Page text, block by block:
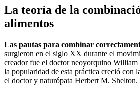
La teoría de la
alimentos
Las pautas para combinar
surgieron en el siglo XX durante el
creador fue el doctor neoyorquino William
la popularidad de esta práctica creció con
el doctor y naturópata Herbert M. Shelton.